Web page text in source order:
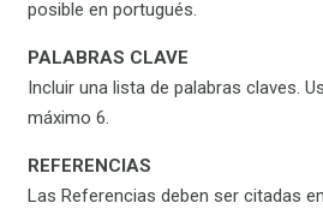
posible en portugués.
PALABRAS CLAVE
Incluir una lista de palabras claves.
máximo 6.
REFERENCIAS
Las Referencias deben ser citadas